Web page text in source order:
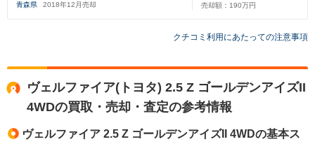
青森県 2018年12 月売却
売却額： 190万円
クチコミ利用にあたっての注意事項
ヴェルファイア(トヨタ) 2.5 Z ゴールデンアイズII
4WDの買取・売却・査定の参考情報
ヴェルファイア 2.5 Z ゴールデンアイズII 4WDの基本ス